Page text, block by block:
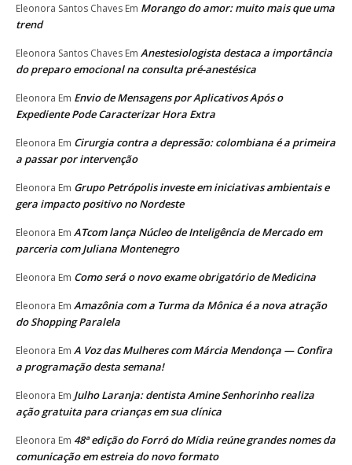
Eleonora Santos Chaves Em Morango do amor: muito mais que uma
trend
Eleonora Santos Chaves Em Anestesiologista destaca a importância
do preparo emocional na consulta pré-anestésica
Eleonora Em Envio de Mensagens por Aplicativos Após o
Expediente Pode Caracterizar Hora Extra
Eleonora Em Cirurgia contra a depressão: colombiana é a primeira
a passar por intervenção
Eleonora Em Grupo Petrópolis investe em iniciativas ambientais e
gera impacto positivo no Nordeste
Eleonora Em ATcom lança Núcleo de Inteligência de Mercado em
parceria com Juliana Montenegro
Eleonora Em Como será o novo exame obrigatório de Medicina
Eleonora Em Amazônia com a Turma da Mônica é a nova atração
do Shopping Paralela
Eleonora Em A Voz das Mulheres com Márcia Mendonça — Confira
a programação desta semana!
Eleonora Em Julho Laranja: dentista Amine Senhorinho realiza
ação gratuita para crianças em sua clínica
Eleonora Em 48ª edição do Forró do Mídia reúne grandes nomes da
comunicação em estreia do novo formato